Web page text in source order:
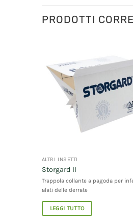
PRODOTTI
ALTRI INSETTI
Storgard II
Trappola collante a pagoda per
alati delle derrate
LEGGI TUTTO